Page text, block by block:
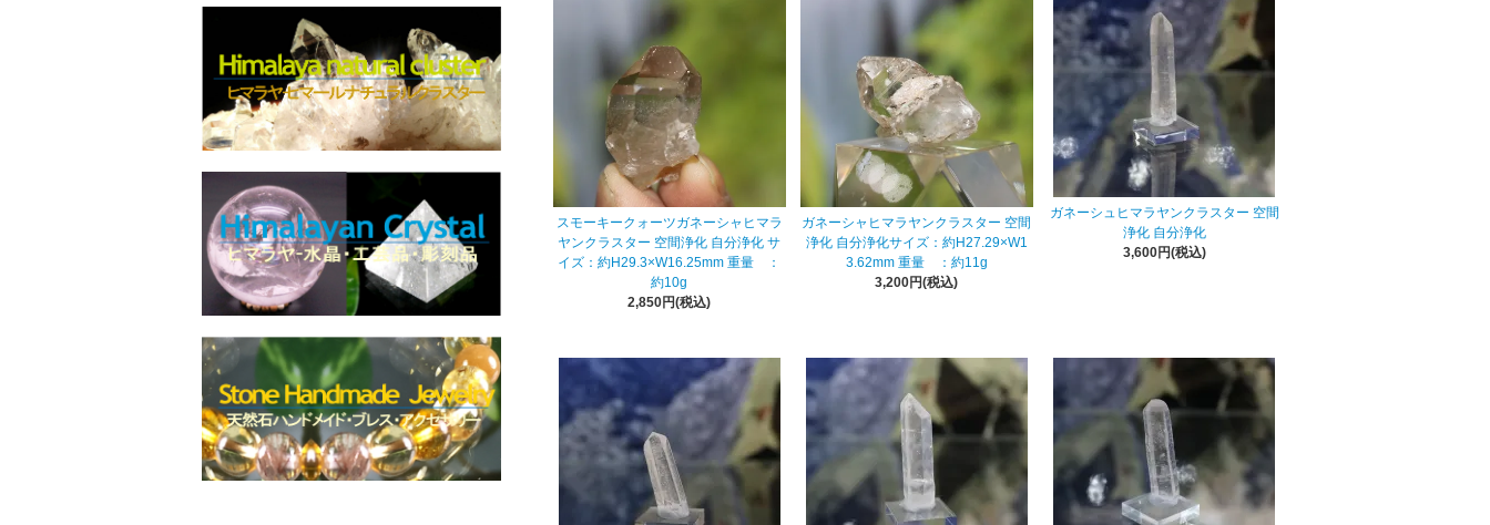
スモーキークォーツガネーシャヒマラ
ヤンクラスター 空間浄化 自分浄化 サ
イズ：約H29.3×W16.25mm 重量 ：
約10g
2,850円(税込)
ガネーシャヒマラヤンクラスター 空間
浄化 自分浄化サイズ：約H27.29×W1
3.62mm 重量 ：約11g
3,200円(税込)
ガネーシュヒマラヤンクラスター 空間
浄化 自分浄化
3,600円(税込)